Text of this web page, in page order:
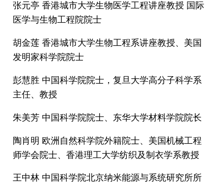
张元亭 香港城市大学生物医学工程讲座教授 国际
医学与生物工程院院士
胡金莲 香港城市大学生物工程系讲座教授、美国
发明家科学院院士
彭慧胜 中国科学院院士，复旦大学高分子科学系
主任、教授
朱美芳 中国科学院院士、东华大学材料学院院长
陶肖明 欧洲自然科学院外籍院士、美国机械工程
师学会院士、香港理工大学纺织及制衣学系教授
王中林 中国科学院北京纳米能源与系统研究所所